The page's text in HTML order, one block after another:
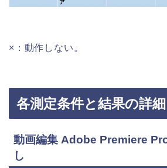
×：動作しない。
各測定条件と結果の詳細
動画編集 Adobe Premiere
し